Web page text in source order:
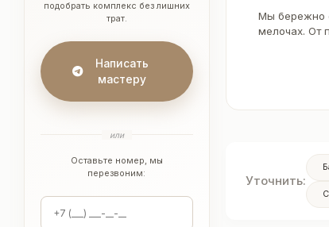
подобрать комплекс без лишних
трат.
Написать
мастеру
или
Оставьте номер, мы
перезвоним:
Мы бережно
мелочах. От
Уточнить: